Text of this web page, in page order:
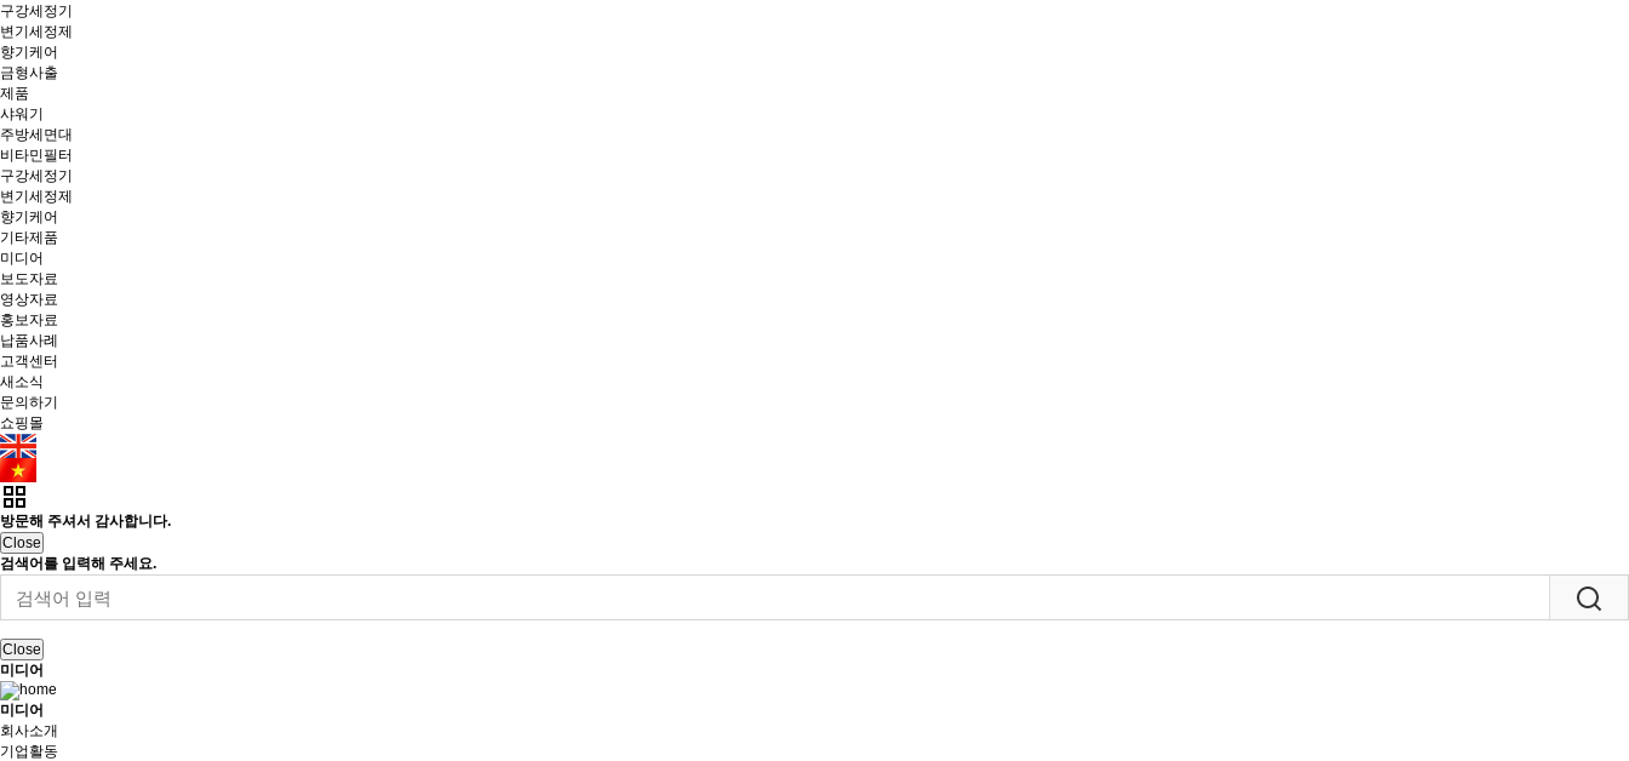
구강세정기
변기세정제
향기케어
금형사출
제품
샤워기
주방세면대
비타민필터
구강세정기
변기세정제
향기케어
기타제품
미디어
보도자료
영상자료
홍보자료
납품사례
고객센터
새소식
문의하기
쇼핑몰
방문해 주셔서 감사합니다.
Close
검색어를 입력해 주세요.
Close
미디어
미디어
회사소개
기업활동